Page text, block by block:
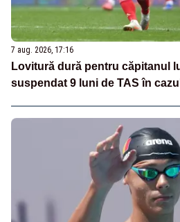
7 aug. 2026, 17:16
Lovitură dură pentru căpitanul
suspendat 9 luni de TAS în